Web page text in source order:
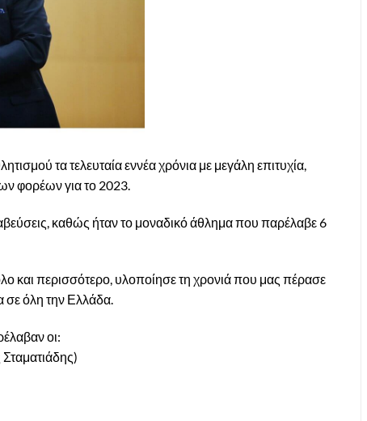
τα τελευταία εννέα χρόνια με μεγάλη επιτυχία,
φορέων για το 2023.
καθώς ήταν το μοναδικό άθλημα που παρέλαβε 6
και περισσότερο, υλοποίησε τη χρονιά που μας πέρασε
σε όλη την Ελλάδα.
οι: